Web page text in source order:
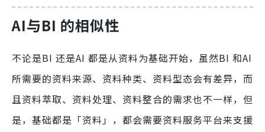
AI与BI 的相似性
不论是BI 还是AI 都是从资料为基础开始，虽然BI 和AI
所需要的资料来源、资料种类、资料型态会有差异，而
且资料萃取、资料处理、资料整合的需求也不一样，但
是，基础都是「资料」，都会需要资料服务平台来支援